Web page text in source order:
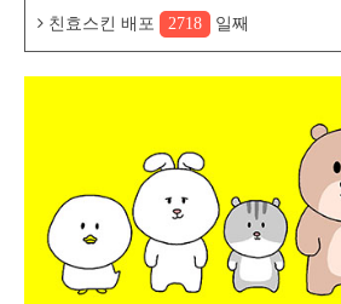
친효스킨 배포 2718 일째